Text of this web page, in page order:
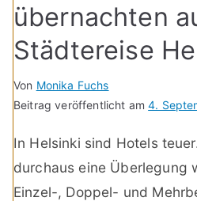
übernachten
Städtereise
Von Monika Fuchs
Beitrag veröffentlicht am4.
In Helsinki sind Hotels
durchaus eine Überlegung
Einzel-, Doppel- und